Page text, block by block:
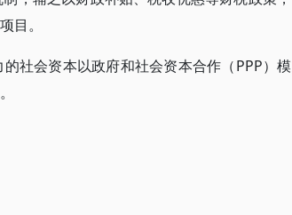
目。
社会资本以政府和社会资本合作（PPP）模